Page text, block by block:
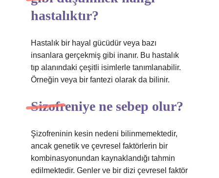
hastalıktır?
Hastalık bir hayal gücüdür veya bazı
insanlara gerçekmiş gibi inanır. Bu hastalık
tıp alanındaki çeşitli isimlerle tanımlanabilir.
Örneğin veya bir fantezi olarak da bilinir.
Sizofreniye ne sebep olur?
Şizofreninin kesin nedeni bilinmemektedir,
ancak genetik ve çevresel faktörlerin bir
kombinasyonundan kaynaklandığı tahmin
edilmektedir. Genler ve bir dizi çevresel faktör